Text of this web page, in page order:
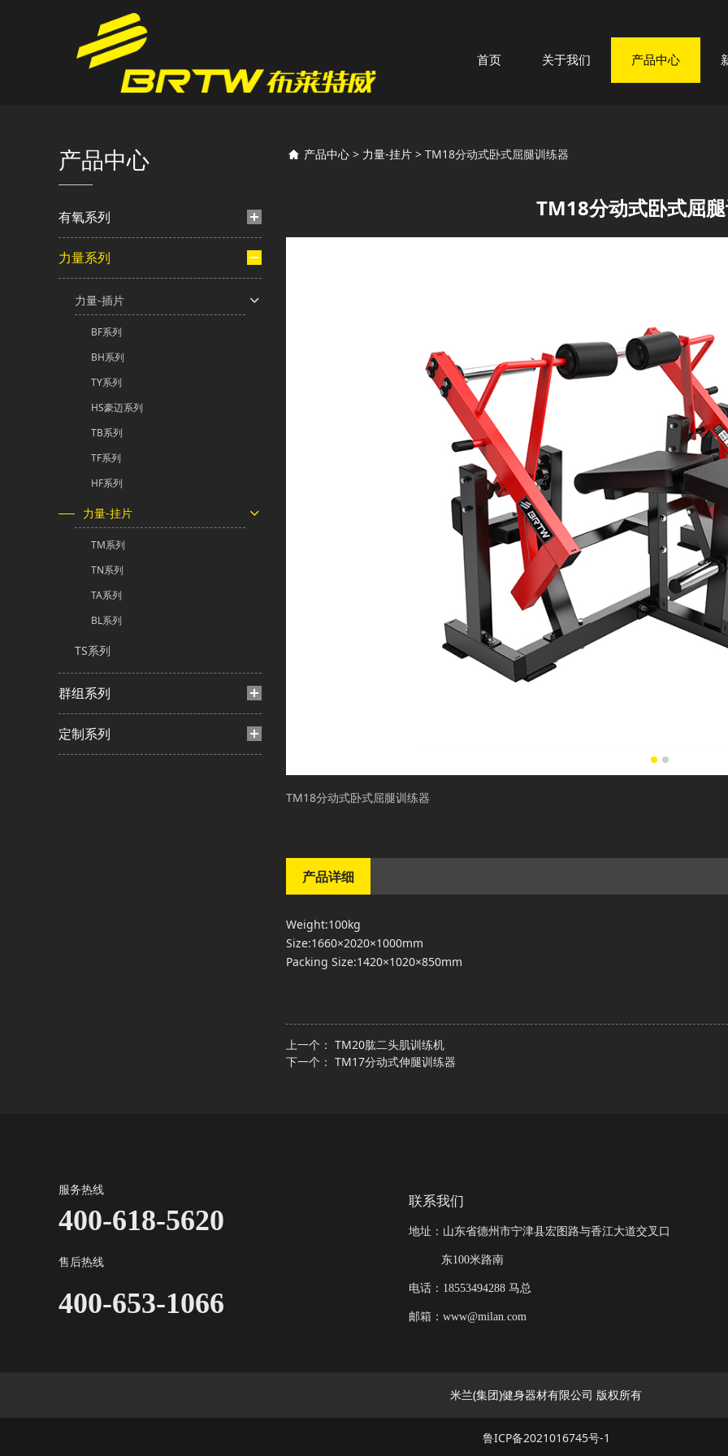
首页 关于我们 产品中心
产品中心
有氧系列
力量系列
力量-插片
BF系列
BH系列
TY系列
HS豪迈系列
TB系列
TF系列
HF系列
力量-挂片
TM系列
TN系列
TA系列
BL系列
TS系列
群组系列
定制系列
TM18分动式卧式屈腿训练器
产品中心 > 力量-挂片 > TM18分动式卧式屈腿训练器
TM18分动式卧式屈
TM18分动式卧式屈腿训练器
产品详细
Weight:100kg
Size:1660×2020×1000mm
Packing Size:1420×1020×850mm
上一个： TM20肱二头肌训练机
下一个： TM17分动式伸腿训练器
服务热线
400-618-5620
售后热线
400-653-1066
联系我们
地址：山东省德州市宁津县宏图路与香江大道交叉口
东100米路南
电话：18553494288 马总
邮箱：www@milan.com
米兰(集团)健身器材有限公司 版权所有
鲁ICP备2021016745号-1